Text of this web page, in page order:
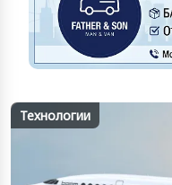
Технологии